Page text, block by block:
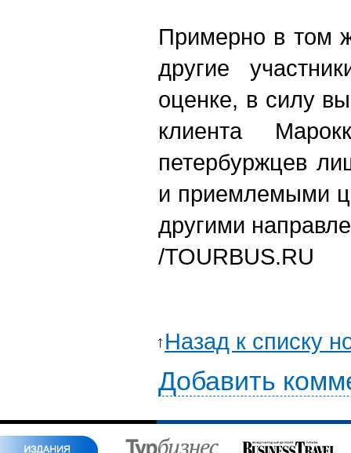
Примерно в том
другие
оценке, в силу
клиента
петербуржцев
и приемлемыми
другими
/TOURBUS.RU
Назад к списку
Добавить